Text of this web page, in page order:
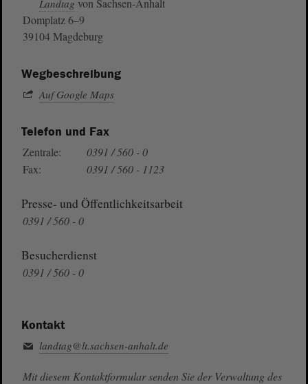
Landtag von Sachsen-Anhalt
Domplatz 6–9
39104 Magdeburg
Wegbeschreibung
Auf Google Maps
Telefon und Fax
Zentrale:
0391 / 560 - 0
Fax:
0391 / 560 - 1123
Presse- und Öffentlichkeitsarbeit
0391 / 560 - 0
Besucherdienst
0391 / 560 - 0
Kontakt
landtag@lt.sachsen-anhalt.de
Mit diesem Kontaktformular senden Sie der Verwaltung des